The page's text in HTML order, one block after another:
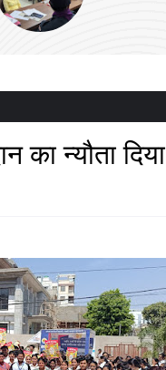
का न्यौता दिया